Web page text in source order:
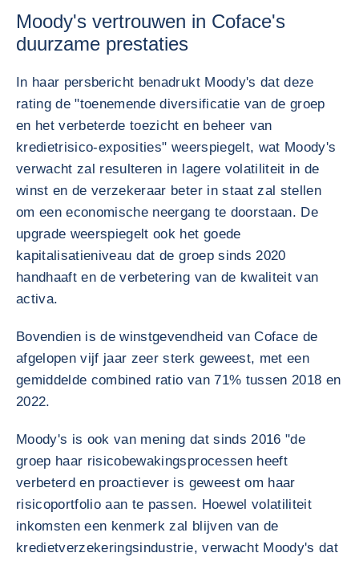
Moody's vertrouwen in Coface's
duurzame prestaties
In haar persbericht benadrukt Moody's dat deze
rating de "toenemende diversificatie van de groep
en het verbeterde toezicht en beheer van
kredietrisico-exposities" weerspiegelt, wat Moody's
verwacht zal resulteren in lagere volatiliteit in de
winst en de verzekeraar beter in staat zal stellen
om een economische neergang te doorstaan. De
upgrade weerspiegelt ook het goede
kapitalisatieniveau dat de groep sinds 2020
handhaaft en de verbetering van de kwaliteit van
activa.
Bovendien is de winstgevendheid van Coface de
afgelopen vijf jaar zeer sterk geweest, met een
gemiddelde combined ratio van 71% tussen 2018 en
2022.
Moody's is ook van mening dat sinds 2016 "de
groep haar risicobewakingsprocessen heeft
verbeterd en proactiever is geweest om haar
risicoportfolio aan te passen. Hoewel volatiliteit
inkomsten een kenmerk zal blijven van de
kredietverzekeringsindustrie, verwacht Moody's dat